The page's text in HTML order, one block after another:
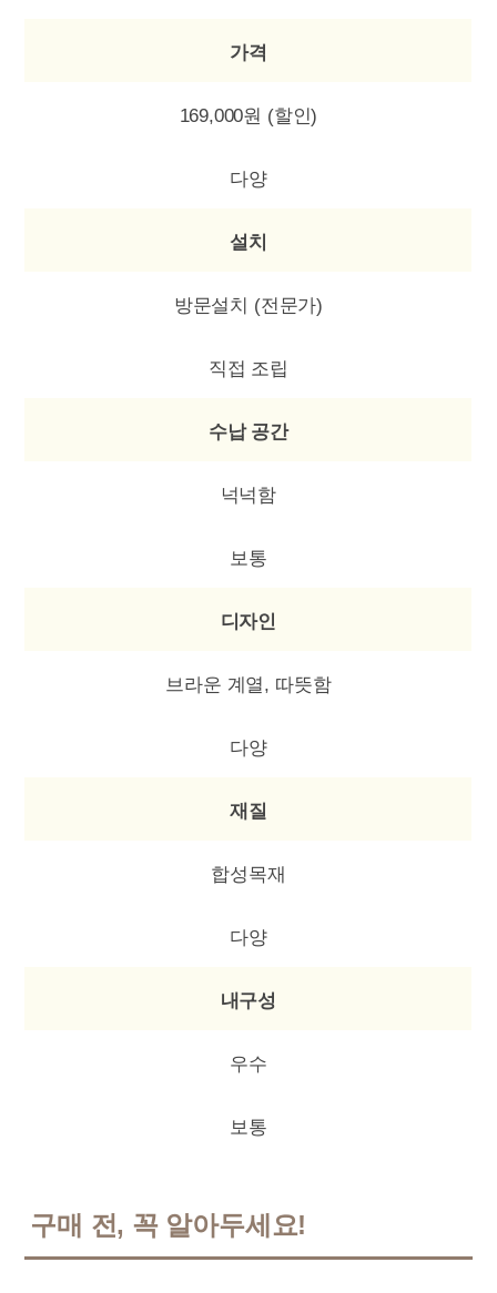
가격
169,000원 (할인)
다양
설치
방문설치 (전문가)
직접 조립
수납 공간
넉넉함
보통
디자인
브라운 계열, 따뜻함
다양
재질
합성목재
다양
내구성
우수
보통
구매 전, 꼭 알아두세요!